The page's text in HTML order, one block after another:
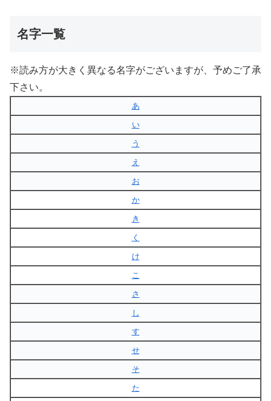
名字一覧
※読み方が大きく異なる名字がございますが、予めご了承
下さい。
あ
い
う
え
お
か
き
く
け
こ
さ
し
す
せ
そ
た